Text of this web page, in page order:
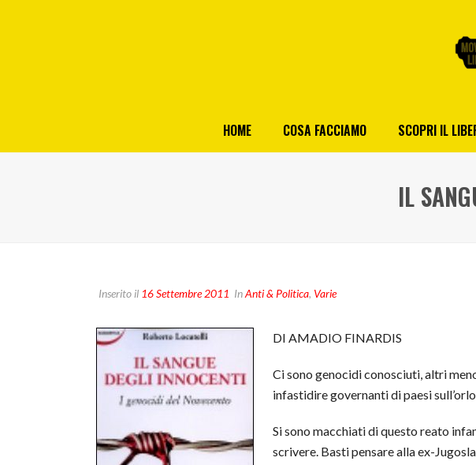
HOME COSA FACCIAMO SCOPRI IL
IL
Inserito il 16 Settembre 2011 InAnti & Politica, Varie
DI AMADIO FINARDIS
Ci sono genocidi conosciuti, altri
infastidire governanti di paesi
Si sono macchiati di questo reato
scrivere. Basti pensare alla ex-